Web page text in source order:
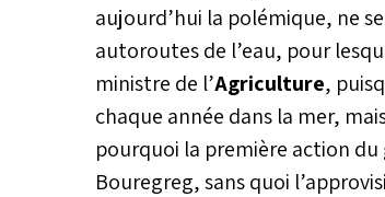
aujourd’hui la polémique, ne
autoroutes de l’eau, pour
ministre de l’Agriculture,
chaque année dans la mer,
pourquoi la première action
Bouregreg, sans quoi